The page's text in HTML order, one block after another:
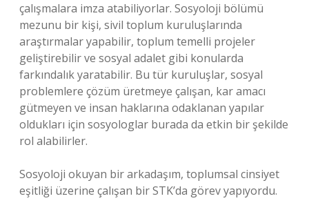
çalışmalara imza atabiliyorlar. Sosyoloji bölümü
mezunu bir kişi, sivil toplum kuruluşlarında
araştırmalar yapabilir, toplum temelli projeler
geliştirebilir ve sosyal adalet gibi konularda
farkındalık yaratabilir. Bu tür kuruluşlar, sosyal
problemlere çözüm üretmeye çalışan, kar amacı
gütmeyen ve insan haklarına odaklanan yapılar
oldukları için sosyologlar burada da etkin bir şekilde
rol alabilirler.
Sosyoloji okuyan bir arkadaşım, toplumsal cinsiyet
eşitliği üzerine çalışan bir STK’da görev yapıyordu.